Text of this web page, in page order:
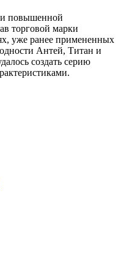
повышенной
торговой марки
уже ранее примененных
Антей, Титан и
создать серию